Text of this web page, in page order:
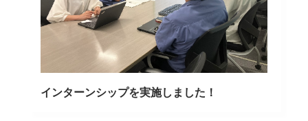
インターンシップを実施しました！